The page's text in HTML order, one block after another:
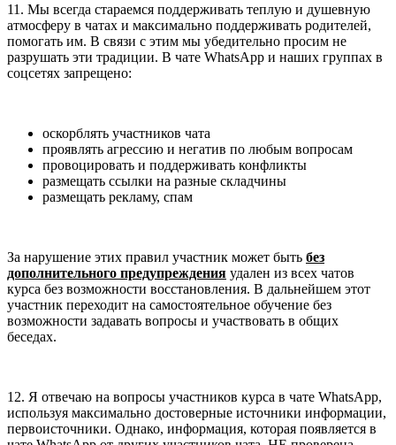
11. Мы всегда стараемся поддерживать теплую и душевную
атмосферу в чатах и максимально поддерживать родителей,
помогать им. В связи с этим мы убедительно просим не
разрушать эти традиции. В чате WhatsApp и наших группах в
соцсетях запрещено:
оскорблять участников чата
проявлять агрессию и негатив по любым вопросам
провоцировать и поддерживать конфликты
размещать ссылки на разные складчины
размещать рекламу, спам
За нарушение этих правил участник может быть без
дополнительного предупреждения удален из всех чатов
курса без возможности восстановления. В дальнейшем этот
участник переходит на самостоятельное обучение без
возможности задавать вопросы и участвовать в общих
беседах.
12. Я отвечаю на вопросы участников курса в чате WhatsApp,
используя максимально достоверные источники информации,
первоисточники. Однако, информация, которая появляется в